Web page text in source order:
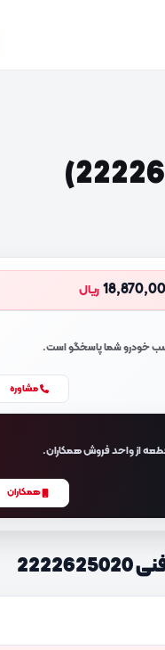
ریال
خودرو شما پاسخگو است.
مشاوره
از واحد فروش همکاران.
همکاران